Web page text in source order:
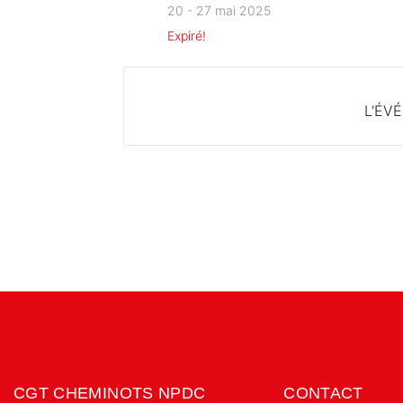
20 - 27 mai 2025
Expiré!
CGT CHEMINOTS NPDC CONTACT